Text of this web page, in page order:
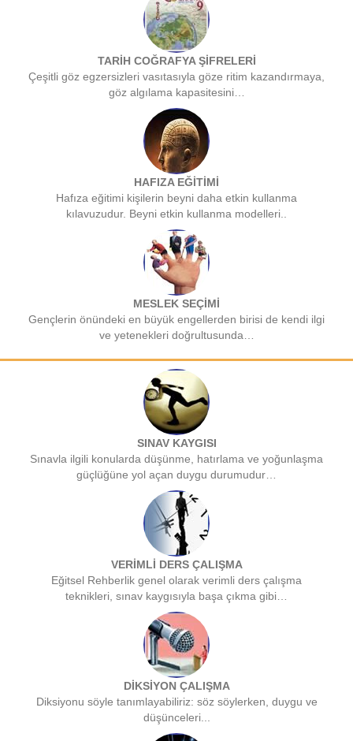
TARİH COĞRAFYA ŞİFRELERİ
Çeşitli göz egzersizleri vasıtasıyla göze ritim kazandırmaya,
göz algılama kapasitesini…
HAFIZA EĞİTİMİ
Hafıza eğitimi kişilerin beyni daha etkin kullanma
kılavuzudur. Beyni etkin kullanma modelleri..
MESLEK SEÇİMİ
Gençlerin önündeki en büyük engellerden birisi de kendi ilgi
ve yetenekleri doğrultusunda…
SINAV KAYGISI
Sınavla ilgili konularda düşünme, hatırlama ve yoğunlaşma
güçlüğüne yol açan duygu durumudur…
VERİMLİ DERS ÇALIŞMA
Eğitsel Rehberlik genel olarak verimli ders çalışma
teknikleri, sınav kaygısıyla başa çıkma gibi…
DİKSİYON ÇALIŞMA
Diksiyonu söyle tanımlayabiliriz: söz söylerken, duygu ve
düşünceleri...